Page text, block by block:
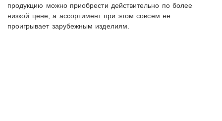
продукцию можно приобрести действительно по более
низкой цене, а ассортимент при этом совсем не
проигрывает зарубежным изделиям.